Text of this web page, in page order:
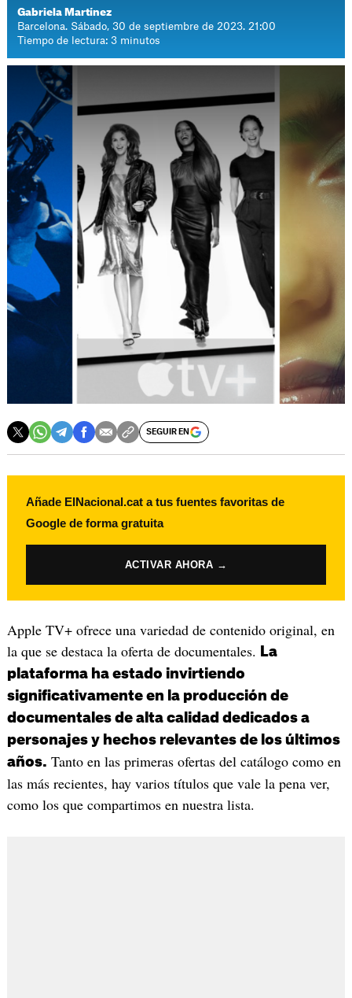
Gabriela Martínez
Barcelona. Sábado, 30 de septiembre de 2023. 21:00
Tiempo de lectura: 3 minutos
SEGUIR EN
Añade ElNacional.cat a tus fuentes favoritas de
Google de forma gratuita
ACTIVAR AHORA →
Apple TV+ ofrece una variedad de contenido original, en
la que se destaca la oferta de documentales.
La
plataforma ha estado invirtiendo
significativamente en la producción de
documentales de alta calidad dedicados a
personajes y hechos relevantes de los últimos
años. Tanto en las primeras ofertas del catálogo como en
las más recientes, hay varios títulos que vale la pena ver,
como los que compartimos en nuestra lista.